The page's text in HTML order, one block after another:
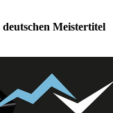
Meistertitel